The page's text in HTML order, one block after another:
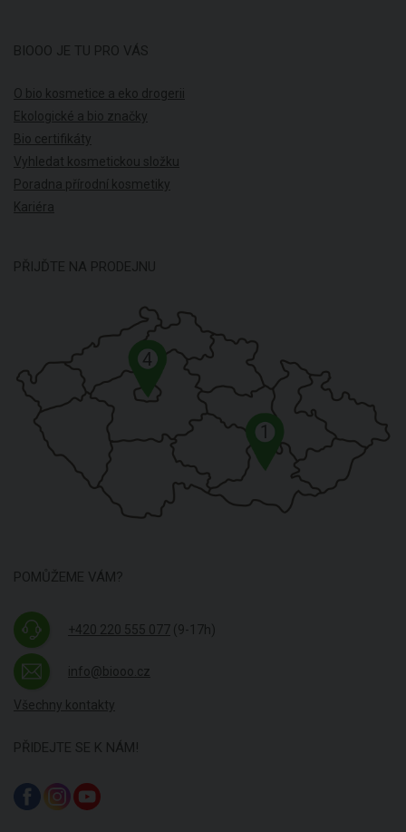
BIOOO JE TU PRO VÁS
O bio kosmetice a eko drogerii
Ekologické a bio značky
Bio certifikáty
Vyhledat kosmetickou složku
Poradna přírodní kosmetiky
Kariéra
PŘIJĎTE NA PRODEJNU
1
4
POMŮŽEME VÁM?
+420 220 555 077 (9-17h)
info@biooo.cz
Všechny kontakty
PŘIDEJTE SE K NÁM!